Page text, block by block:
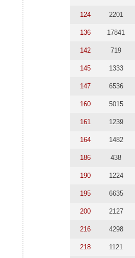
124 2201
136 17841
142 719
145 1333
147 6536
160 5015
161 1239
164 1482
186 438
190 1224
195 6635
200 2127
216 4298
218 1121